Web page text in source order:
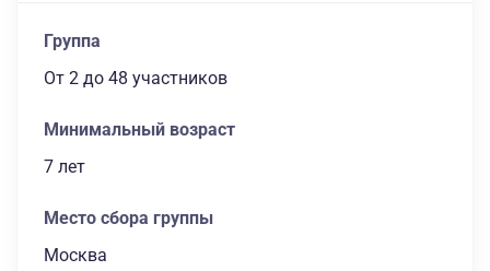
Группа
От 2 до 48 участников
Минимальный возраст
7 лет
Место сбора группы
Москва